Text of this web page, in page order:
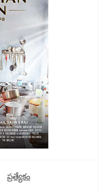
ప్రత్యేకం